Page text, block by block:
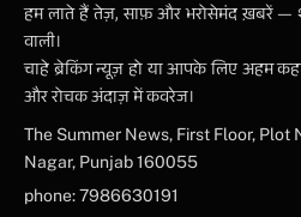
हम लाते हैं तेज़, साफ़ और भरोसेमंद ख़बरें —
वाली।
चाहे ब्रेकिंग न्यूज़ हो या आपके लिए अहम
और रोचक अंदाज़ में कवरेज।
The Summer News, First Floor, Plot
Nagar, Punjab 160055
phone: 7986630191